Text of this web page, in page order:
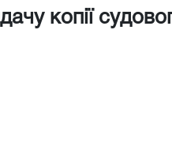
копії